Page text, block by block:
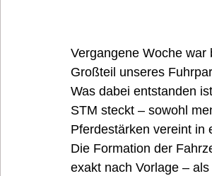
Vergangene Woche
Großteil unseres
Was dabei entstanden
STM steckt – sowohl
Pferdestärken vereint
Die Formation der
exakt nach Vorlage –